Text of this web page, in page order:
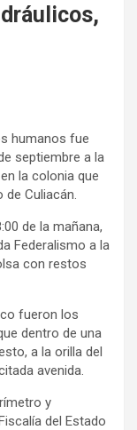
humanos fue
septiembre a la
la colonia que
de Culiacán.
de la mañana,
Federalismo a la
con restos
fueron los
dentro de una
a la orilla del
avenida.
y
del Estado